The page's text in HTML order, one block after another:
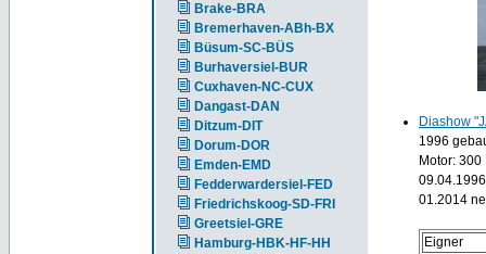
Brake-BRA
Bremerhaven-ABh-BX
Büsum-SC-BÜS
Burhaversiel-BUR
Cuxhaven-NC-CUX
Dangast-DAN
Ditzum-DIT
Dorum-DOR
Emden-EMD
Fedderwardersiel-FED
Friedrichskoog-SD-FRI
Greetsiel-GRE
Hamburg-HBK-HF-HH
Diashow
1996
Motor:
01.2014
Eigner